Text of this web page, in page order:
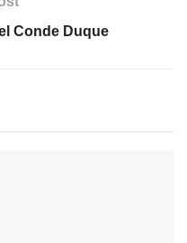
Conde Duque